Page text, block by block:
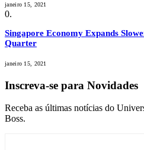
janeiro 15, 2021
Singapore Economy Expands
Quarter
janeiro 15, 2021
Inscreva-se para Novidades
Receba as últimas notícias do
Boss.